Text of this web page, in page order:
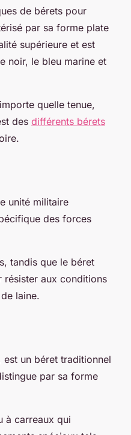
de bérets pour
par sa forme plate
supérieure et est
noir, le bleu marine et
quelle tenue,
des différents bérets
unité militaire
des forces
tandis que le béret
résister aux conditions
laine.
un béret traditionnel
par sa forme
à carreaux qui